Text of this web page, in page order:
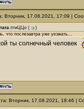
Вторник, 17.08.2021, 17:09 |
птиЦЦо (
)
что послезавтра уже уезжать...
ты солнечный человек
Вторник, 17.08.2021, 18:46 |